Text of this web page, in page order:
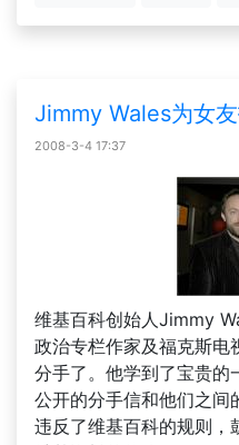
Jimmy Wales为女
2008-3-4 17:37
维基百科创始人Jimmy
政治专栏作家及福克斯
分手了。他学到了宝贵的
公开的分手信和他们之间
违反了维基百科的规则